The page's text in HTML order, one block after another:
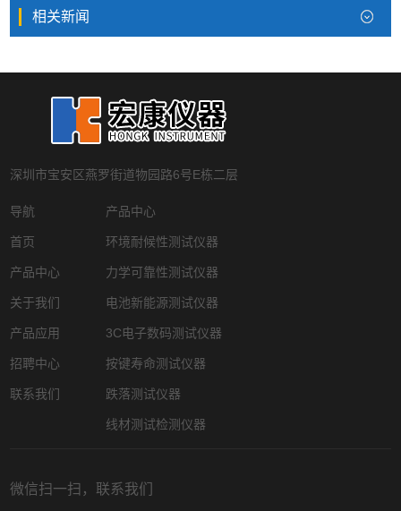
相关新闻
深圳市宝安区燕罗街道物园路6号E栋二层
导航
首页
产品中心
关于我们
产品应用
招聘中心
联系我们
产品中心
环境耐候性测试仪器
力学可靠性测试仪器
电池新能源测试仪器
3C电子数码测试仪器
按键寿命测试仪器
跌落测试仪器
线材测试检测仪器
微信扫一扫，联系我们